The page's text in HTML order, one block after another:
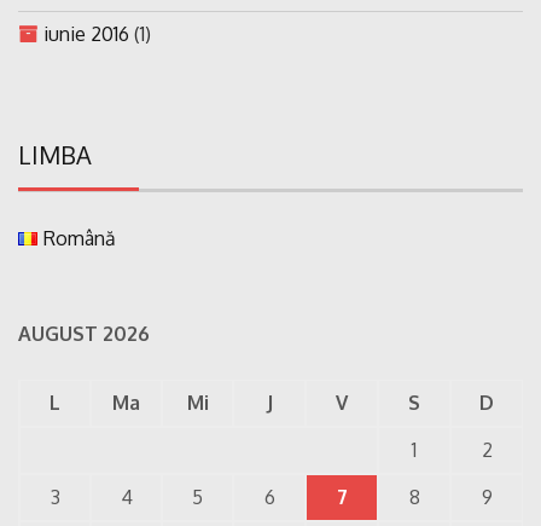
iunie 2016 (1)
LIMBA
Română
AUGUST 2026
L Ma Mi J V S
D
1
2
3
4 5 6 7 8 9